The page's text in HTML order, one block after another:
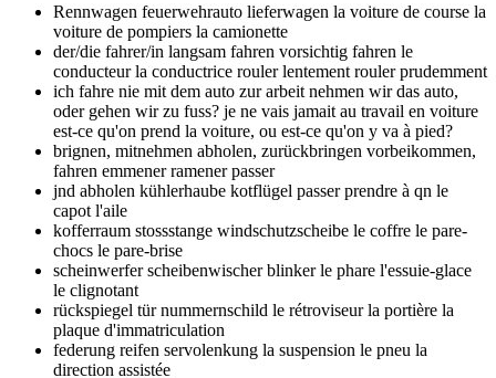
Rennwagen feuerwehrauto lieferwagen la voiture de course la
voiture de pompiers la camionette
der/die fahrer/in langsam fahren vorsichtig fahren le
conducteur la conductrice rouler lentement rouler prudemment
ich fahre nie mit dem auto zur arbeit nehmen wir das auto,
oder gehen wir zu fuss? je ne vais jamait au travail en voiture
est-ce qu'on prend la voiture, ou est-ce qu'on y va à pied?
brignen, mitnehmen abholen, zurückbringen vorbeikommen,
fahren emmener ramener passer
jnd abholen kühlerhaube kotflügel passer prendre à qn le
capot l'aile
kofferraum stossstange windschutzscheibe le coffre le pare-
chocs le pare-brise
scheinwerfer scheibenwischer blinkerle phare l'essuie-glace
le clignotant
rückspiegel tür nummernschild le rétroviseur la portière la
plaque d'immatriculation
federung reifen servolenkung la suspension le pneu la
direction assistée